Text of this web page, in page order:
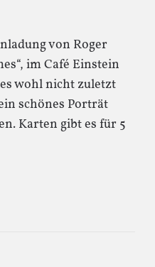
von Roger
im Café Einstein
wohl nicht zuletzt
schönes Porträt
Karten gibt es für 5